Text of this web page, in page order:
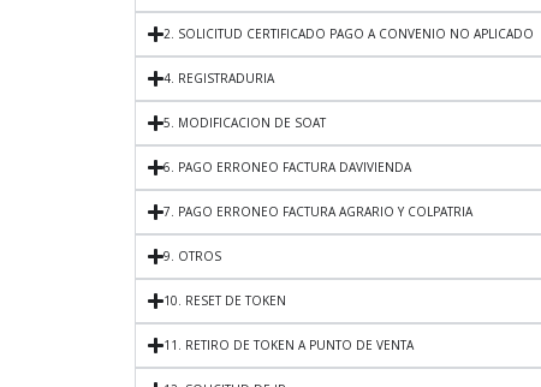
2. SOLICITUD CERTIFICADO PAGO A CONVENIO NO APLICADO
4. REGISTRADURIA
5. MODIFICACION DE SOAT
6. PAGO ERRONEO FACTURA DAVIVIENDA
7. PAGO ERRONEO FACTURA AGRARIO Y COLPATRIA
9. OTROS
10. RESET DE TOKEN
11. RETIRO DE TOKEN A PUNTO DE VENTA